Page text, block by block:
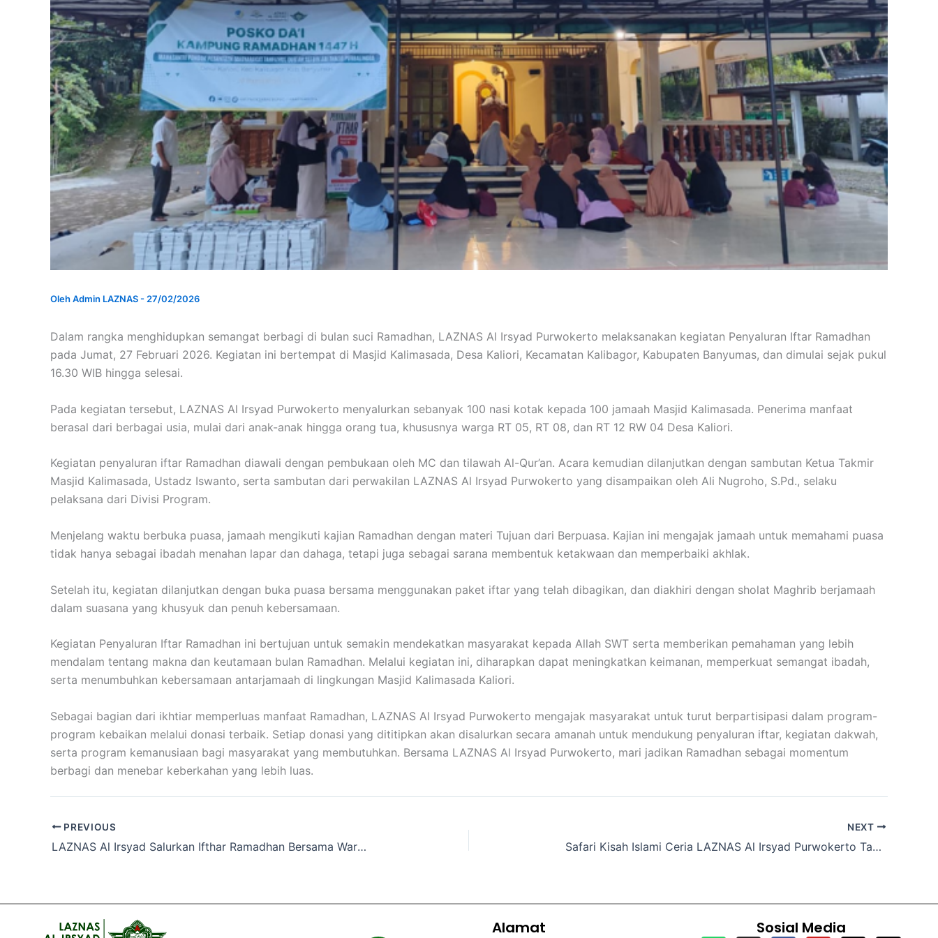
OlehAdmin LAZNAS-27/02/2026
Dalam rangka menghidupkan semangat berbagi di bulan suci Ramadhan, LAZNAS Al Irsyad Purwokerto melaksanakan kegiatan Penyaluran Iftar Ramadhan
pada Jumat, 27 Februari 2026. Kegiatan ini bertempat di Masjid Kalimasada, Desa Kaliori, Kecamatan Kalibagor, Kabupaten Banyumas, dan dimulai sejak pukul
16.30 WIB hingga selesai.
Pada kegiatan tersebut, LAZNAS Al Irsyad Purwokerto menyalurkan sebanyak 100 nasi kotak kepada 100 jamaah Masjid Kalimasada. Penerima manfaat
berasal dari berbagai usia, mulai dari anak-anak hingga orang tua, khususnya warga RT 05, RT 08, dan RT 12 RW 04 Desa Kaliori.
Kegiatan penyaluran iftar Ramadhan diawali dengan pembukaan oleh MC dan tilawah Al-Qur’an. Acara kemudian dilanjutkan dengan sambutan Ketua Takmir
Masjid Kalimasada, Ustadz Iswanto, serta sambutan dari perwakilan LAZNAS Al Irsyad Purwokerto yang disampaikan oleh Ali Nugroho, S.Pd., selaku
pelaksana dari Divisi Program.
Menjelang waktu berbuka puasa, jamaah mengikuti kajian Ramadhan dengan materi Tujuan dari Berpuasa. Kajian ini mengajak jamaah untuk memahami puasa
tidak hanya sebagai ibadah menahan lapar dan dahaga, tetapi juga sebagai sarana membentuk ketakwaan dan memperbaiki akhlak.
Setelah itu, kegiatan dilanjutkan dengan buka puasa bersama menggunakan paket iftar yang telah dibagikan, dan diakhiri dengan sholat Maghrib berjamaah
dalam suasana yang khusyuk dan penuh kebersamaan.
Kegiatan Penyaluran Iftar Ramadhan ini bertujuan untuk semakin mendekatkan masyarakat kepada Allah SWT serta memberikan pemahaman yang lebih
mendalam tentang makna dan keutamaan bulan Ramadhan. Melalui kegiatan ini, diharapkan dapat meningkatkan keimanan, memperkuat semangat ibadah,
serta menumbuhkan kebersamaan antarjamaah di lingkungan Masjid Kalimasada Kaliori.
Sebagai bagian dari ikhtiar memperluas manfaat Ramadhan, LAZNAS Al Irsyad Purwokerto mengajak masyarakat untuk turut berpartisipasi dalam program-
program kebaikan melalui donasi terbaik. Setiap donasi yang dititipkan akan disalurkan secara amanah untuk mendukung penyaluran iftar, kegiatan dakwah,
serta program kemanusiaan bagi masyarakat yang membutuhkan. Bersama LAZNAS Al Irsyad Purwokerto, mari jadikan Ramadhan sebagai momentum
berbagi dan menebar keberkahan yang lebih luas.
PREVIOUS
LAZNAS Al Irsyad Salurkan Ifthar Ramadhan Bersama Warga Karangtengah Baturaden
NEXT
Safari Kisah Islami Ceria LAZNAS Al Irsyad Purwokerto Tanamkan Akhlak Mulia di TK Al Irsyad Sikapat Sumbang
Alamat Sosial Media